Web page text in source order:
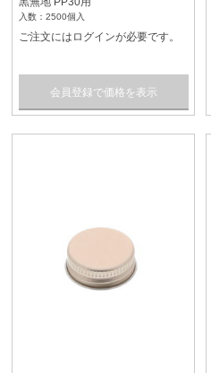
入数：2500個入
ご注文にはログインが必要です。
会員登録で価格を表示